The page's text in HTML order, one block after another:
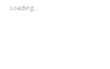
window)
Loading...